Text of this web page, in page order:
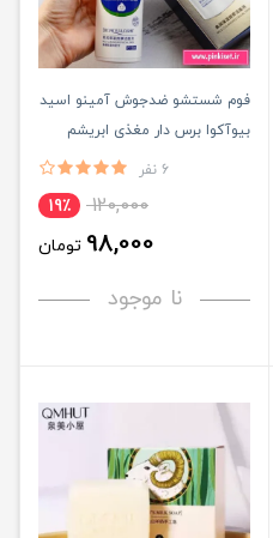
فوم شستشو ضدجوش آمینو اسید
بیوآکوا برس دار مغذی ابریشم
6 نفر
120,000 19٪
98,000 تومان
نا موجود